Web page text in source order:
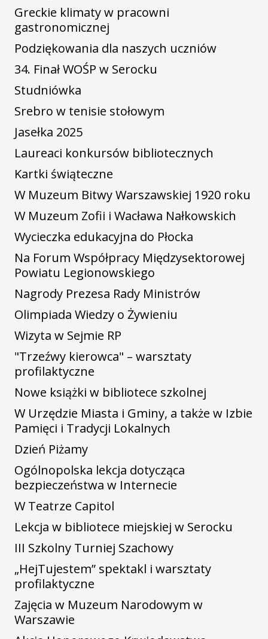
Greckie klimaty w pracowni
gastronomicznej
Podziękowania dla naszych uczniów
34. Finał WOŚP w Serocku
Studniówka
Srebro w tenisie stołowym
Jasełka 2025
Laureaci konkursów bibliotecznych
Kartki świąteczne
W Muzeum Bitwy Warszawskiej 1920 roku
W Muzeum Zofii i Wacława Nałkowskich
Wycieczka edukacyjna do Płocka
Na Forum Współpracy Międzysektorowej
Powiatu Legionowskiego
Nagrody Prezesa Rady Ministrów
Olimpiada Wiedzy o Żywieniu
Wizyta w Sejmie RP
"Trzeźwy kierowca" – warsztaty
profilaktyczne
Nowe książki w bibliotece szkolnej
W Urzędzie Miasta i Gminy, a także w Izbie
Pamięci i Tradycji Lokalnych
Dzień Piżamy
Ogólnopolska lekcja dotycząca
bezpieczeństwa w Internecie
W Teatrze Capitol
Lekcja w bibliotece miejskiej w Serocku
III Szkolny Turniej Szachowy
„HejTujestem” spektakl i warsztaty
profilaktyczne
Zajęcia w Muzeum Narodowym w
Warszawie